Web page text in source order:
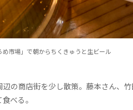
め市場」で朝からちくきゅうと生ビール
の商店街を少し散策。藤本さん、
べる。